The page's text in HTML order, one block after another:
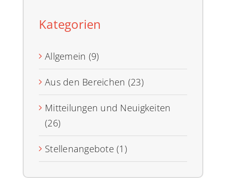
Kategorien
Allgemein (9)
Aus den Bereichen (23)
Mitteilungen und Neuigkeiten
(26)
Stellenangebote (1)